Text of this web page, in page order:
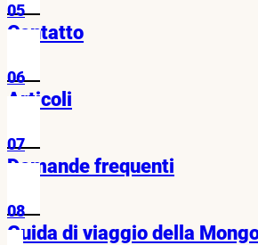
05
Contatto
06
Articoli
07
Domande frequenti
08
Guida di viaggio della